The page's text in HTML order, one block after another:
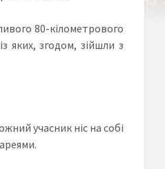
80-кілометрового
яких, згодом, зійшли з
учасник ніс на собі